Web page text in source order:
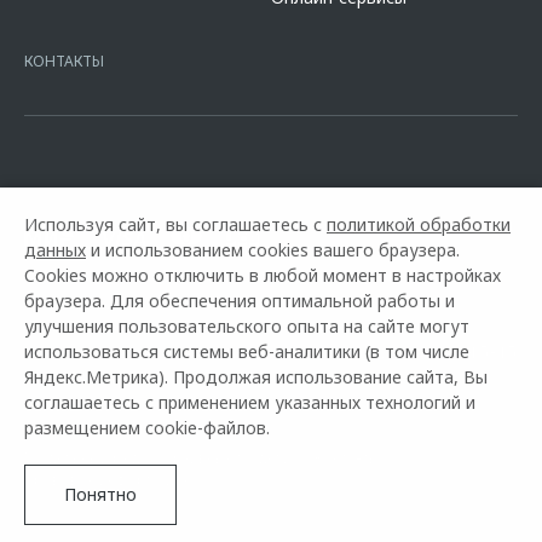
16.01.2015. Предложение ограничено и не является публичной
КОНТАКТЫ
Горячая линия OMODA: +7 (861) 212-15-15
© 2026 АВТО ДЛЯ ВАС
Используя сайт, вы соглашаетесь с политикой обработки
данных и использованием cookies вашего браузера.
Cookies можно отключить в любой момент в настройках
браузера. Для обеспечения оптимальной работы и
улучшения пользовательского опыта на сайте могут
использоваться системы веб-аналитики (в том числе
Яндекс.Метрика). Продолжая использование сайта, Вы
соглашаетесь с применением указанных технологий и
размещением cookie-файлов.
Понятно